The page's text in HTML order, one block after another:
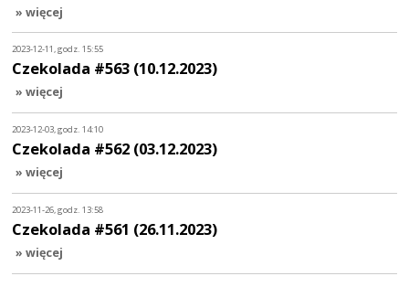
» więcej
2023-12-11, godz. 15:55
Czekolada #563 (10.12.2023)
» więcej
2023-12-03, godz. 14:10
Czekolada #562 (03.12.2023)
» więcej
2023-11-26, godz. 13:58
Czekolada #561 (26.11.2023)
» więcej